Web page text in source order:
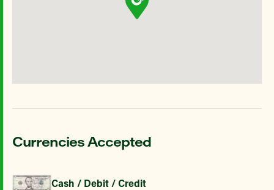
Currencies Accepted
Cash / Debit / Credit